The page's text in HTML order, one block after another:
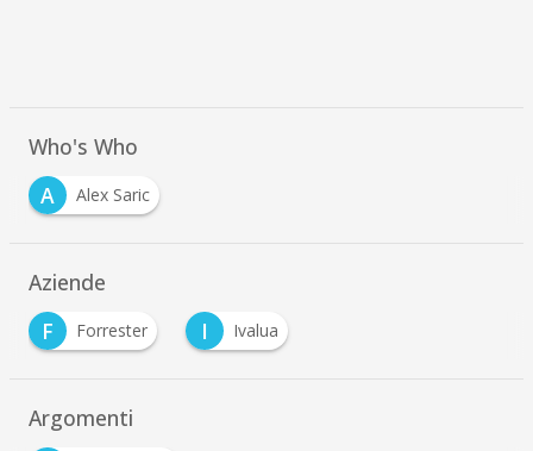
Who's Who
A
Alex Saric
Aziende
F
Forrester I Ivalua
Argomenti